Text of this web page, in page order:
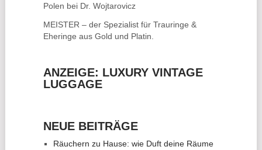
Polen bei Dr. Wojtarovicz
MEISTER – der Spezialist für Trauringe &
Eheringe aus Gold und Platin.
ANZEIGE: LUXURY VINTAGE
LUGGAGE
NEUE BEITRÄGE
Räuchern zu Hause: wie Duft deine Räume